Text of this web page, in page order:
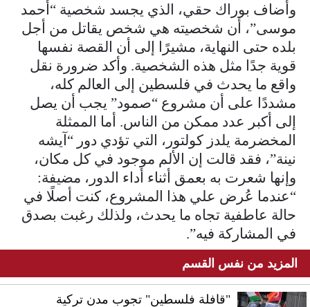
وأضاف بوراك حقي، الذي يجسد شخصية “أحمد
موسى”، أن شخصيته هي شخص يقاتل من أجل
بلده حتى النهاية، مشيرًا إلى أن القصة نفسها
قوية جدًا مثل هذه الشخصية. وأكد ضرورة نقل
واقع ما يحدث في فلسطين إلى العالم كله،
مشددًا على أن مشروع “صمود” يجب أن يصل
إلى أكبر عدد ممكن من الناس. أما الممثلة
المخضرمة يلدز كولتور، التي تؤدي دور “آيشه
نينة”، فقد قالت إن الألم موجود في كل مكان،
وإنها شعرت به بعمق أثناء أداء الدور، مضيفة:
“عندما عُرض علي هذا المشروع، كنت أصلًا في
حالة عاطفية تجاه ما يحدث، ولذلك رغبت بصدق
في المشاركة فيه”.
المزيد من نفس القسم
"قافلة فلسطين" تجوب مدن تركية